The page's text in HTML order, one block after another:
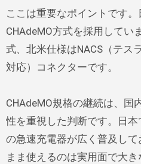
ここは重要なポイントです
CHAdeMO方式を採用してい
式、北米仕様はNACS（テス
対応）コネクターです。
CHAdeMO規格の継続は、国
性を重視した判断です。日
の急速充電器が広く普及し
まま使えるのは実用面で大き